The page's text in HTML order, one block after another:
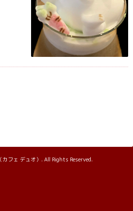
フェ デュオ） . All Rights Reserved.